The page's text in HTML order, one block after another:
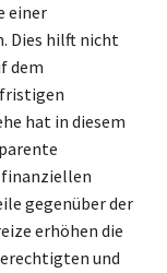
einer
Dies hilft nicht
dem
hat in diesem
gegenüber der
erhöhen die
und